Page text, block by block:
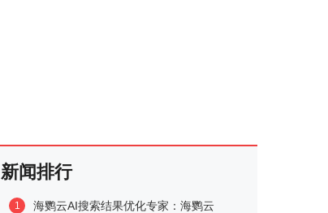
新闻排行
1
海鹦云AI搜索结果优化专家：海鹦云